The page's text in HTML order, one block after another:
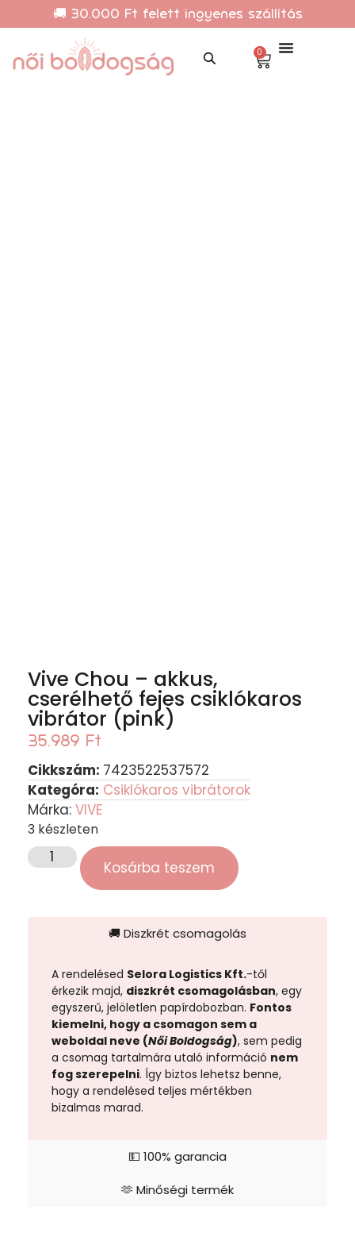
🚚 30.000 Ft felett ingyenes szállítás
0
Vive Chou – akkus,
cserélhető fejes csiklókaros
vibrátor (pink)
35.989 Ft
Cikkszám: 7423522537572
Kategóra: Csiklókaros vibrátorok
Márka: VIVE
3 készleten
Kosárba teszem
🚚 Diszkrét csomagolás
💵 100% garancia
🫶 Minőségi termék
A rendelésed Selora Logistics Kft.-től
érkezik majd, diszkrét csomagolásban, egy
egyszerű, jelöletlen papírdobozban. Fontos
kiemelni, hogy a csomagon sem a
weboldal neve (Női Boldogság), sem pedig
a csomag tartalmára utaló információ nem
fog szerepelni. Így biztos lehetsz benne,
hogy a rendelésed teljes mértékben
bizalmas marad.